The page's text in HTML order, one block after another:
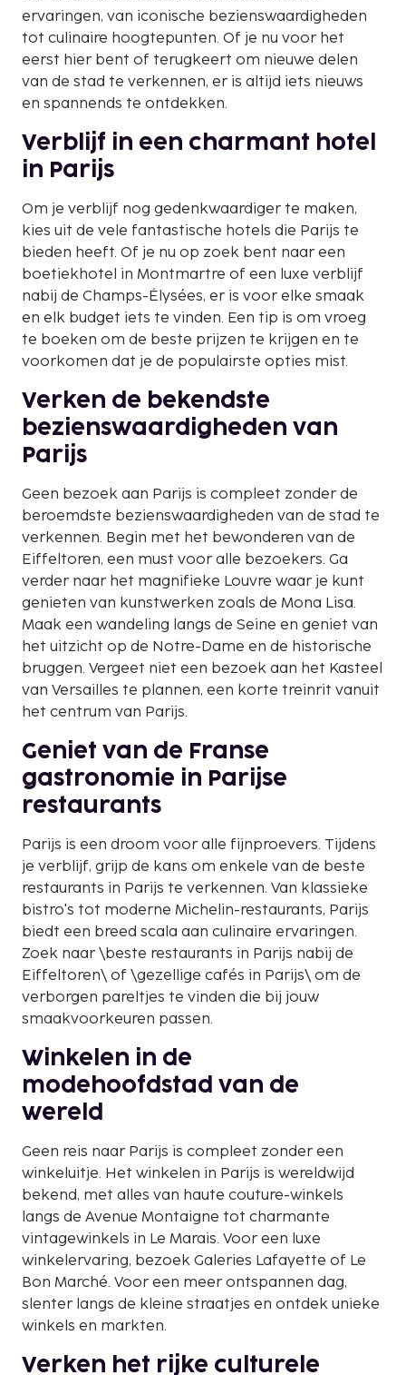
ervaringen, van iconische bezienswaardigheden
tot culinaire hoogtepunten. Of je nu voor het
eerst hier bent of terugkeert om nieuwe delen
van de stad te verkennen, er is altijd iets nieuws
en spannends te ontdekken.
Verblijf in een charmant hotel
in Parijs
Om je verblijf nog gedenkwaardiger te maken,
kies uit de vele fantastische hotels die Parijs te
bieden heeft. Of je nu op zoek bent naar een
boetiekhotel in Montmartre of een luxe verblijf
nabij de Champs-Élysées, er is voor elke smaak
en elk budget iets te vinden. Een tip is om vroeg
te boeken om de beste prijzen te krijgen en te
voorkomen dat je de populairste opties mist.
Verken de bekendste
bezienswaardigheden van
Parijs
Geen bezoek aan Parijs is compleet zonder de
beroemdste bezienswaardigheden van de stad te
verkennen. Begin met het bewonderen van de
Eiffeltoren, een must voor alle bezoekers. Ga
verder naar het magnifieke Louvre waar je kunt
genieten van kunstwerken zoals de Mona Lisa.
Maak een wandeling langs de Seine en geniet van
het uitzicht op de Notre-Dame en de historische
bruggen. Vergeet niet een bezoek aan het Kasteel
van Versailles te plannen, een korte treinrit vanuit
het centrum van Parijs.
Geniet van de Franse
gastronomie in Parijse
restaurants
Parijs is een droom voor alle fijnproevers. Tijdens
je verblijf, grijp de kans om enkele van de beste
restaurants in Parijs te verkennen. Van klassieke
bistro's tot moderne Michelin-restaurants, Parijs
biedt een breed scala aan culinaire ervaringen.
Zoek naar \beste restaurants in Parijs nabij de
Eiffeltoren\ of \gezellige cafés in Parijs\ om de
verborgen pareltjes te vinden die bij jouw
smaakvoorkeuren passen.
Winkelen in de
modehoofdstad van de
wereld
Geen reis naar Parijs is compleet zonder een
winkeluitje. Het winkelen in Parijs is wereldwijd
bekend, met alles van haute couture-winkels
langs de Avenue Montaigne tot charmante
vintagewinkels in Le Marais. Voor een luxe
winkelervaring, bezoek Galeries Lafayette of Le
Bon Marché. Voor een meer ontspannen dag,
slenter langs de kleine straatjes en ontdek unieke
winkels en markten.
Verken het rijke culturele